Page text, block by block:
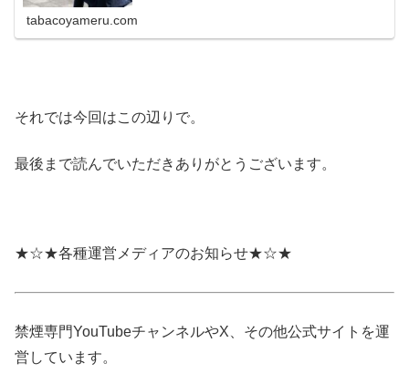
tabacoyameru.com
それでは今回はこの辺りで。
最後まで読んでいただきありがとうございます。
★☆★各種運営メディアのお知らせ★☆★
禁煙専門YouTubeチャンネルやX、その他公式サイトを運
営しています。